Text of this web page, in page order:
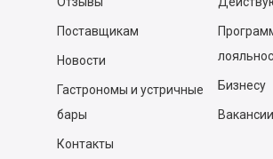
Поставщикам
Новости
Гастрономы и устричные
бары
Контакты
Бизнесу
Вакансии